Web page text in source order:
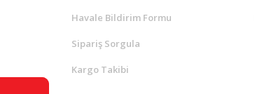
Havale Bildirim Formu
Sipariş Sorgula
Kargo Takibi